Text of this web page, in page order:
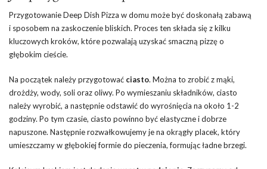
Przygotowanie Deep Dish Pizza w domu może być doskonałą zabawą
i sposobem na zaskoczenie bliskich. Proces ten składa się z kilku
kluczowych kroków, które pozwalają uzyskać smaczną pizzę o
głębokim cieście.
Na początek należy przygotować ciasto. Można to zrobić z mąki,
drożdży, wody, soli oraz oliwy. Po wymieszaniu składników, ciasto
należy wyrobić, a następnie odstawić do wyrośnięcia na około 1-2
godziny. Po tym czasie, ciasto powinno być elastyczne i dobrze
napuszone. Następnie rozwałkowujemy je na okrągły placek, który
umieszczamy w głębokiej formie do pieczenia, formując ładne brzegi.